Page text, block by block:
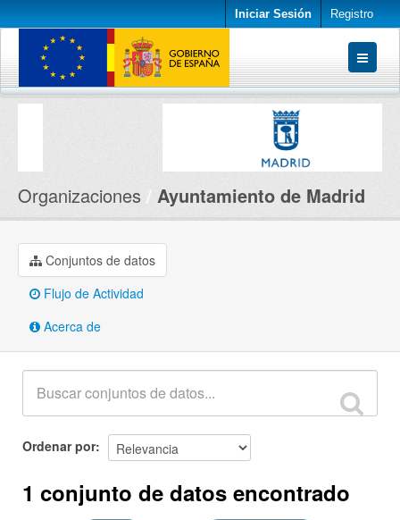
Iniciar Sesión Registro
Conjuntos de datos
Organizaciones Ayuntamiento de Madrid
Conjuntos de datos
Flujo de Actividad
Acerca de
Ordenar por
1 conjunto de datos encontrado